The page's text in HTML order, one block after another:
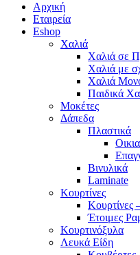
Αρχική
Εταιρεία
Eshop
Χαλιά
Χαλιά σε
Χαλιά με
Χαλιά
Παιδικά
Μοκέτες
Δάπεδα
Πλαστικά
Βινυλικά
Laminate
Κουρτίνες
Κουρτίνες
Έτοιμες
Κουρτινόξυλα
Λευκά Είδη